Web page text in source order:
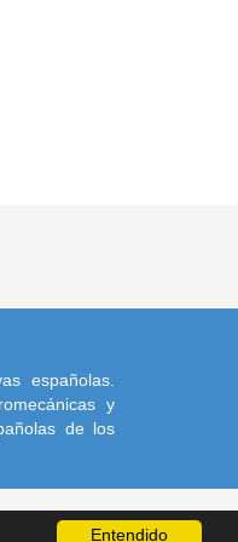
Entendido
españolas.
y
de los